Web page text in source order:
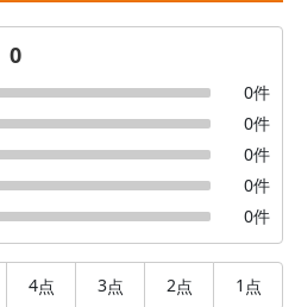
0
0件
0件
0件
0件
0件
4点 3点 2点 1 点